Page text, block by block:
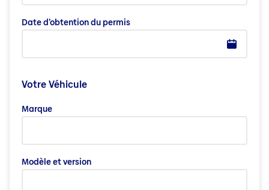
Date d’obtention du permis
Votre Véhicule
Marque
Modèle et version